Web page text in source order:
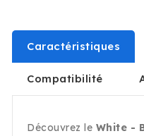
Caractéristiques
Compatibilité
Découvrez le White -